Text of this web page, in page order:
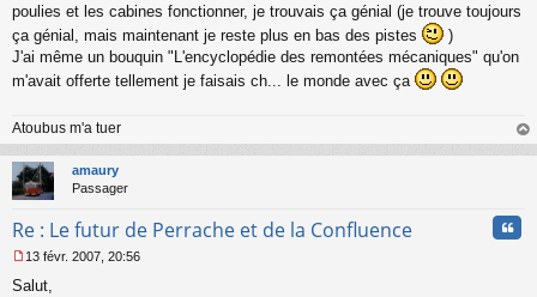
g
e
n
o
u
poulies et les cabines fonctionner, je trouvais ça génial (je trouve toujours
ça génial, mais maintenant je reste plus en bas des pistes
)
J'ai même un bouquin "L'encyclopédie des remontées mécaniques" qu'on
m'avait offerte tellement je faisais ch... le monde avec ça
Atoubus m'a tuer
au
amaury
Passager
Re : Le futur de Perrache et de la Confluence
e
13 févr. 2007, 20:56
Salut,